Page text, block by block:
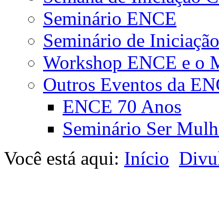
Seminário ENCE
Seminário de
Workshop ENCE e o
Outros Eventos da
ENCE 70 Anos
Seminário Ser
Você está aqui: Início